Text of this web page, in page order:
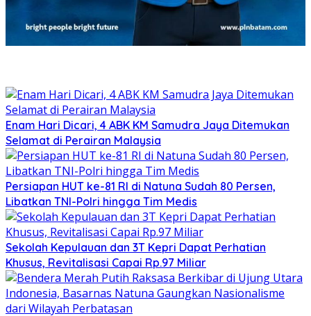
Enam Hari Dicari, 4 ABK KM Samudra Jaya Ditemukan
Selamat di Perairan Malaysia
Persiapan HUT ke-81 RI di Natuna Sudah 80 Persen,
Libatkan TNI-Polri hingga Tim Medis
Sekolah Kepulauan dan 3T Kepri Dapat Perhatian
Khusus, Revitalisasi Capai Rp.97 Miliar